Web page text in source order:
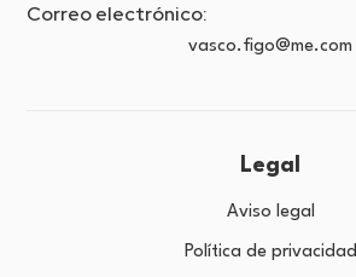
Correo electrónico:
vasco.figo@me.com
Legal
Aviso legal
Política de privacidad